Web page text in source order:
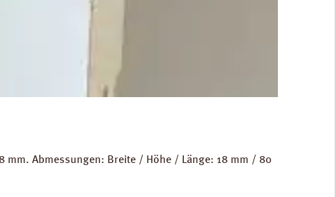
mm. Abmessungen: Breite / Höhe / Länge: 18 mm / 80